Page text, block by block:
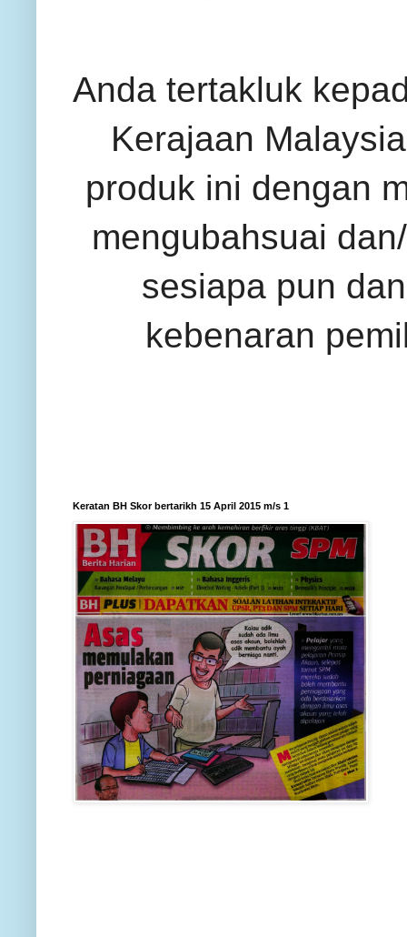
Anda tertakluk
Kerajaan
produk ini dengan
mengubahsuai
sesiapa pun
kebenaran
Keratan BH Skor bertarikh 15 April 2015 m/s 1